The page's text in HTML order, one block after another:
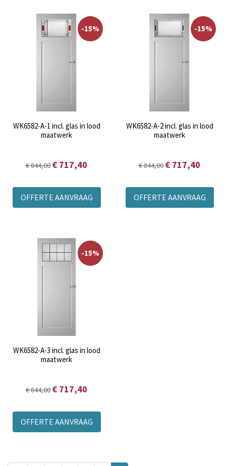
-15%
WK6582-A-1 incl. glas in lood
maatwerk
€ 844,00 € 717,40
OFFERTE AANVRAAG
-15%
WK6582-A-2 incl. glas in lood
maatwerk
€ 844,00 € 717,40
OFFERTE AANVRAAG
-15%
WK6582-A-3 incl. glas in lood
maatwerk
€ 844,00 € 717,40
OFFERTE AANVRAAG